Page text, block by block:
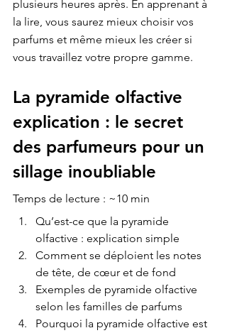
plusieurs heures après. En apprenant à
la lire, vous saurez mieux choisir vos
parfums et même mieux les créer si
vous travaillez votre propre gamme.
La pyramide olfactive
explication : le secret
des parfumeurs pour un
sillage inoubliable
Temps de lecture : ~10 min
Qu’est-ce que la pyramide
olfactive : explication simple
Comment se déploient les notes
de tête, de cœur et de fond
Exemples de pyramide olfactive
selon les familles de parfums
Pourquoi la pyramide olfactive est